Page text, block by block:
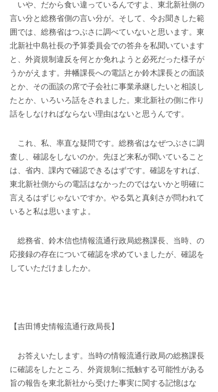
いや、だから食い違っているんですよ、東北新社側の
言い分と総務省側の言い分が。そして、今お聞きした範
囲では、総務省はつぶさに調べていないと思います。東
北新社中島社長の予算委員会での答弁を私聞いています
と、外資規制違反を何とか免れようと必死だった様子が
うかがえます。井幡課長への電話とか鈴木課長との面談
とか、その面談の席で子会社に事業承継したいと相談し
たとか、いろいろ話をされました。東北新社の側に作り
話をしなければならない理由はないと思うんです。
これ、私、率直な疑問です。総務省はなぜつぶさに調
査し、確認をしないのか。先ほど来私が聞いていること
は、省内、課内で確認できるはずです。確認をすれば、
東北新社側からの電話はなかったのではないかと明確に
言えるはずじゃないですか。やる気と真剣さが問われて
いると私は思いますよ。
総務省、鈴木信也情報流通行政局総務課長、当時、の
応接録の存在について確認を求めていましたが、確認を
していただけましたか。
【吉田博史情報流通行政局長】
お答えいたします。当時の情報流通行政局の総務課長
に確認をしたところ、外資規制に抵触する可能性がある
旨の報告を東北新社から受けた事実に関する記憶はな